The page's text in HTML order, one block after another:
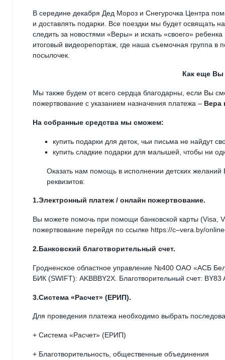
В середине декабря Дед Мороз и Снегурочка Центра
и доставлять подарки. Все поездки мы будет освящать
следить за новостями «Веры» и искать «своего»
итоговый видеорепортаж, где наша съемочная группа в
посылочек.
Как еще Вы
Мы также будем от всего сердца благодарны, если Вы
пожертвование с указанием назначения платежа – Вера
На собранные средства мы сможем:
купить подарки для деток, чьи письма не найдут
купить сладкие подарки для малышей, чтобы ни
Оказать нам помощь в исполнении детских
реквизитов:
1.Электронный платеж / онлайн пожертвование.
Вы можете помочь при помощи банковской карты (Visa,
пожертвование перейдя по ссылке https://c–vera.by/
2.Банковский благотворительный счет.
Гродненское областное управление №400 ОАО «АСБ
БИК (SWIFT): AKBBBY2X. Благотворительный счет:
3.Система «Расчет» (ЕРИП).
Для проведения платежа необходимо выбрать
+ Система «Расчет» (ЕРИП)
+ Благотворительность, общественные объединения